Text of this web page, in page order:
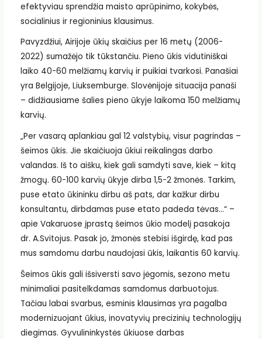
efektyviau sprendžia maisto aprūpinimo, kokybės,
socialinius ir regioninius klausimus.
Pavyzdžiui, Airijoje ūkių skaičius per 16 metų (2006-
2022) sumažėjo tik tūkstančiu. Pieno ūkis vidutiniškai
laiko 40-60 melžiamų karvių ir puikiai tvarkosi. Panašiai
yra Belgijoje, Liuksemburge. Slovėnijoje situacija panaši
– didžiausiame šalies pieno ūkyje laikoma 150 melžiamų
karvių.
„Per vasarą aplankiau gal 12 valstybių, visur pagrindas –
šeimos ūkis. Jie skaičiuoja ūkiui reikalingas darbo
valandas. Iš to aišku, kiek gali samdyti save, kiek – kitą
žmogų. 60-100 karvių ūkyje dirba 1,5-2 žmonės. Tarkim,
puse etato ūkininku dirbu aš pats, dar kažkur dirbu
konsultantu, dirbdamas puse etato padeda tėvas…“ –
apie Vakaruose įprastą šeimos ūkio modelį pasakoja
dr. A.Svitojus. Pasak jo, žmonės stebisi išgirdę, kad pas
mus samdomu darbu naudojasi ūkis, laikantis 60 karvių.
Šeimos ūkis gali išsiversti savo jėgomis, sezono metu
minimaliai pasitelkdamas samdomus darbuotojus.
Tačiau labai svarbus, esminis klausimas yra pagalba
modernizuojant ūkius, inovatyvių precizinių technologijų
diegimas. Gyvulininkystės ūkiuose darbas